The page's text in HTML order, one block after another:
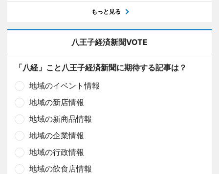
もっと見る
八王子経済新聞VOTE
「八経」こと八王子経済新聞に期待する記事は？
地域のイベント情報
地域の新店情報
地域の新商品情報
地域の企業情報
地域の行政情報
地域の飲食店情報